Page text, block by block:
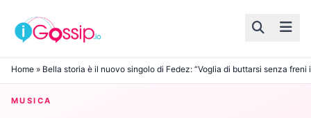
Skip to content
Home » Bella storia è il nuovo singolo di Fedez: “Voglia di buttarsi senza freni
MUSICA